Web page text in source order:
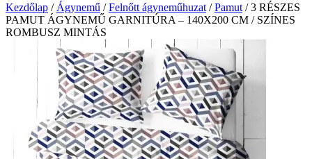
Kezdőlap / Ágynemű /Felnőtt ágyneműhuzat /Pamut / 3 RÉSZES
PAMUT ÁGYNEMŰ GARNITÚRA – 140X200 CM / SZÍNES
ROMBUSZ MINTÁS